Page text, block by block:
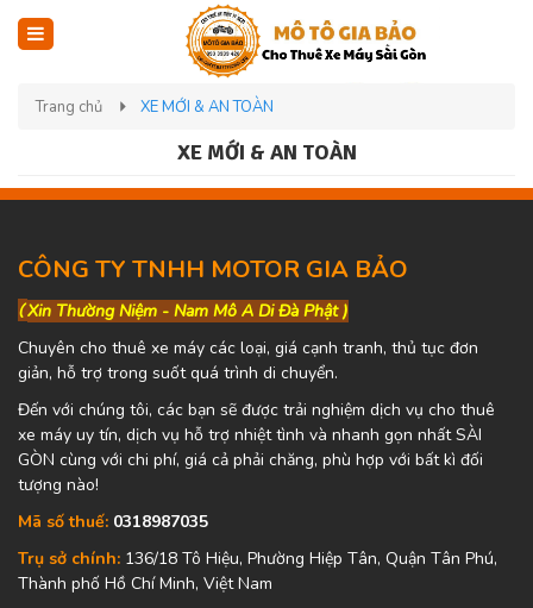
Trang chủ XE MỚI & AN TOÀN
XE MỚI & AN TOÀN
CÔNG TY TNHH MOTOR GIA BẢO
(Xin Thường Niệm - Nam Mô A Di Đà Phật )
Chuyên cho thuê xe máy các loại, giá cạnh tranh, thủ tục đơn
giản, hỗ trợ trong suốt quá trình di chuyển.
Đến với chúng tôi, các bạn sẽ được trải nghiệm dịch vụ cho thuê
xe máy uy tín, dịch vụ hỗ trợ nhiệt tình và nhanh gọn nhất SÀI
GÒN cùng với chi phí, giá cả phải chăng, phù hợp với bất kì đối
tượng nào!
Mã số thuế: 0318987035
Trụ sở chính: 136/18 Tô Hiệu, Phường Hiệp Tân, Quận Tân Phú,
Thành phố Hồ Chí Minh, Việt Nam